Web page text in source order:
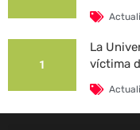
1
La
víctima